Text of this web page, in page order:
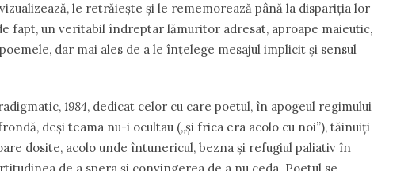
le retrăiește și le rememorează până la dispariția lor
fapt, un veritabil îndreptar lămuritor adresat, aproape maieutic,
dar mai ales de a le înțelege mesajul implicit și sensul
1984, dedicat celor cu care poetul, în apogeul regimului
deși teama nu-i ocultau („și frica era acolo cu noi”), tăinuiți
dosite, acolo unde întunericul, bezna și refugiul paliativ în